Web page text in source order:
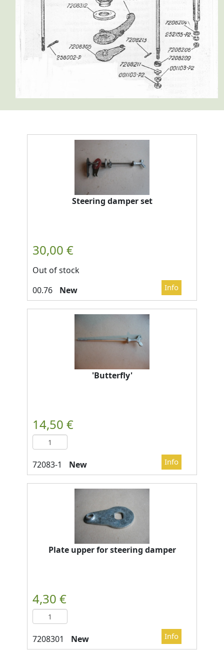
Steering damper set
Out of stock
New
'Butterfly'
New
Plate upper for steering damper
New